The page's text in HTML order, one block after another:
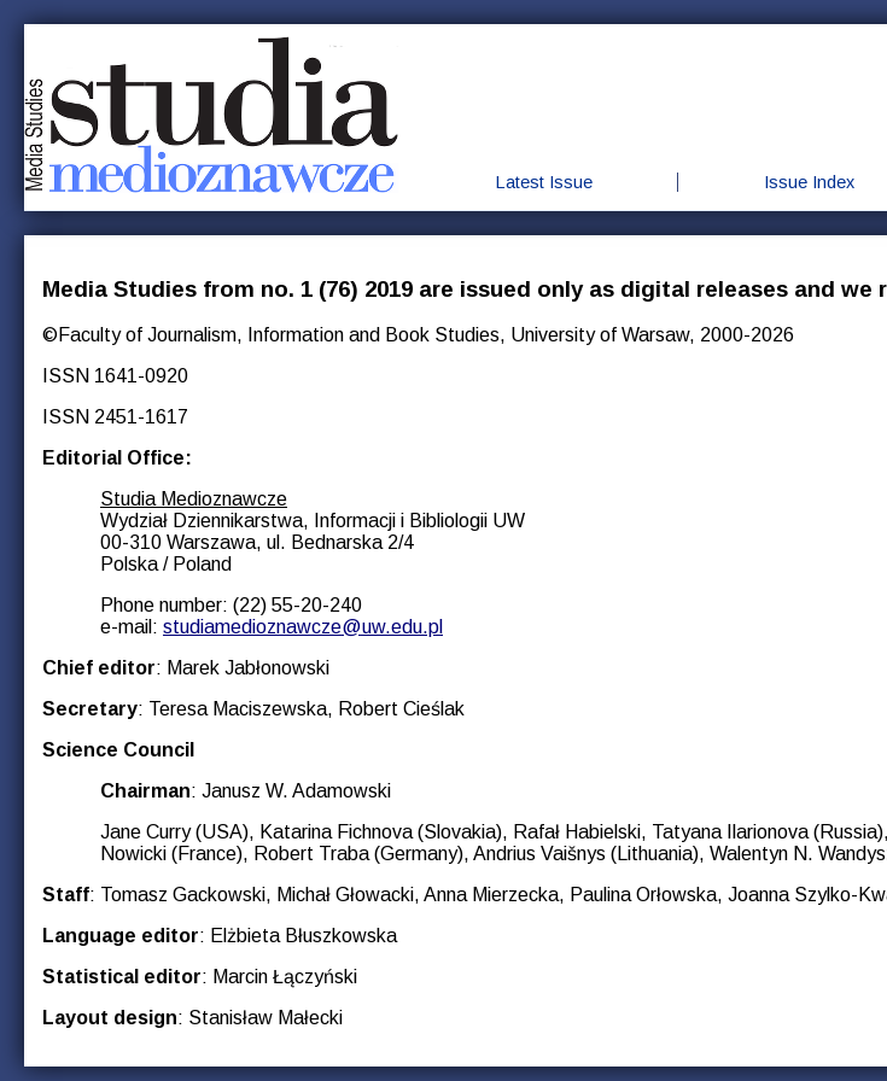
Latest Issue Issue Index
Media Studies from no. 1 (76) 2019 are issued only as digital releases and we
©Faculty of Journalism, Information and Book Studies, University of Warsaw, 2000-2026
ISSN 1641-0920
ISSN 2451-1617
Editorial Office:
Studia Medioznawcze
Wydział Dziennikarstwa, Informacji i Bibliologii UW
00-310 Warszawa, ul. Bednarska 2/4
Polska / Poland
Phone number: (22) 55-20-240
e-mail: studiamedioznawcze@uw.edu.pl
Chief editor: Marek Jabłonowski
Secretary: Teresa Maciszewska, Robert Cieślak
Science Council
Chairman: Janusz W. Adamowski
Jane Curry (USA), Katarina Fichnova (Slovakia), Rafał Habielski, Tatyana Ilarionova
Nowicki (France), Robert Traba (Germany), Andrius Vaišnys (Lithuania), Walentyn N.
Staff: Tomasz Gackowski, Michał Głowacki, Anna Mierzecka, Paulina Orłowska, Joanna Szylko-
Language editor: Elżbieta Błuszkowska
Statistical editor: Marcin Łączyński
Layout design: Stanisław Małecki